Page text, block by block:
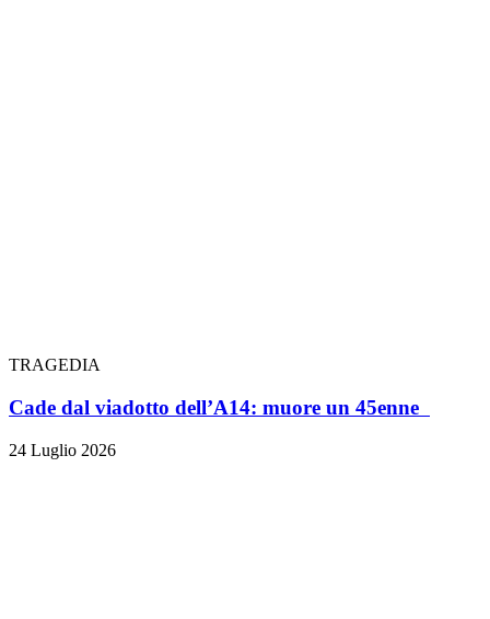
TRAGEDIA
Cade dal viadotto dell’A14: muore un 45enne
24 Luglio 2026